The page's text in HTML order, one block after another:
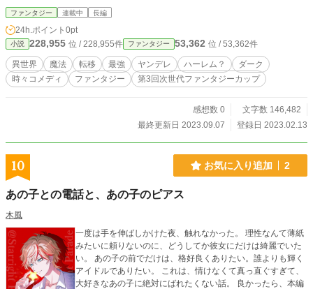
—— 少し苦くて、少し甘い。そんな世界を彼らは歩く。 変わった仲間を増やし
ながら。 どう頑張っても捨てられない信条で、大勢の人を救いながら。
ファンタジー 連載中 長編
24h.ポイント 0pt
小説 228,955 位 / 228,955件 ファンタジー 53,362 位 / 53,362件
異世界 魔法 転移 最強 ヤンデレ ハーレム？
ダーク
時々コメディ
ファンタジー 第3回次世代ファンタジーカップ
感想数 0
文字数 146,482
最終更新日 2023.09.07
登録日 2023.02.13
10 お気に入り追加 2
あの子との電話と、あの子のピアス
木風
一度は手を伸ばしかけた夜、触れなかった。 理性なんて薄紙
みたいに頼りないのに、どうしてか彼女にだけは綺麗でいた
い。 あの子の前でだけは、格好良くありたい。誰よりも輝く
アイドルでありたい。 これは、情けなくて真っ直ぐすぎて、
大好きなあの子に絶対にばれたくない話。 良かったら、本編